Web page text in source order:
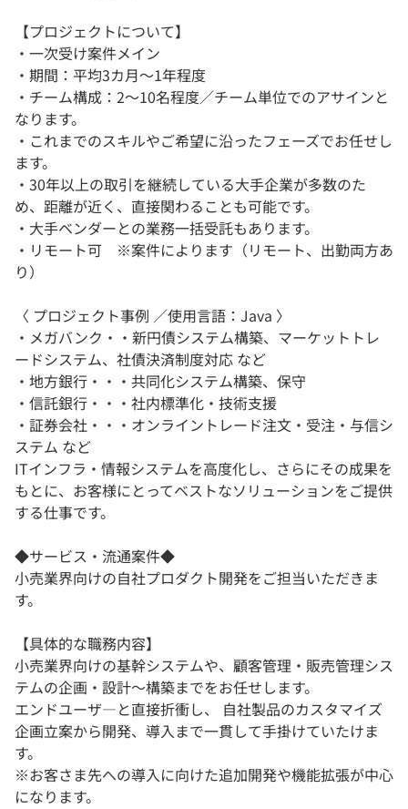
【プロジェクトについて】
・一次受け案件メイン
・期間：平均3カ⽉〜1年程度
・チーム構成：2〜10名程度／チーム単位でのアサインと
なります。
・これまでのスキルやご希望に沿ったフェーズでお任せし
ます。
・30年以上の取引を継続している⼤⼿企業が多数のた
め、距離が近く、直接関わることも可能です。
・大手ベンダーとの業務⼀括受託もあります。
・リモート可 ※案件によります（リモート、出勤両方あ
り）
〈 プロジェクト事例 ／使用言語：Java 〉
・メガバンク・・新円債システム構築、マーケットトレ
ードシステム、社債決済制度対応 など
・地方銀行・・・共同化システム構築、保守
・信託銀行・・・社内標準化・技術支援
・証券会社・・・オンライントレード注文・受注・与信シ
ステム など
ITインフラ・情報システムを高度化し、さらにその成果を
もとに、お客様にとってベストなソリューションをご提供
する仕事です。
◆サービス・流通案件◆
⼩売業界向けの自社プロダクト開発をご担当いただきま
す。
【具体的な職務内容】
小売業界向けの基幹システムや、顧客管理・販売管理シス
テムの企画・設計〜構築までをお任せします。
エンドユーザ―と直接折衝し、 自社製品のカスタマイズ
企画立案から開発、導入まで⼀貫して手掛けていたけま
す。
※お客さま先への導⼊に向けた追加開発や機能拡張が中心
になります。